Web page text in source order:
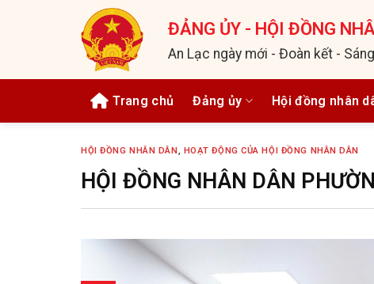
ĐẢNG ỦY - HỘI ĐỒNG
An Lạc ngày mới - Đoàn kết -
Trang chủ Đảng ủy Hội đồng nhân
HỘI ĐỒNG NHÂN DÂN, HOẠT ĐỘNG CỦA HỘI ĐỒNG NHÂN DÂN
HỘI ĐỒNG NHÂN DÂN